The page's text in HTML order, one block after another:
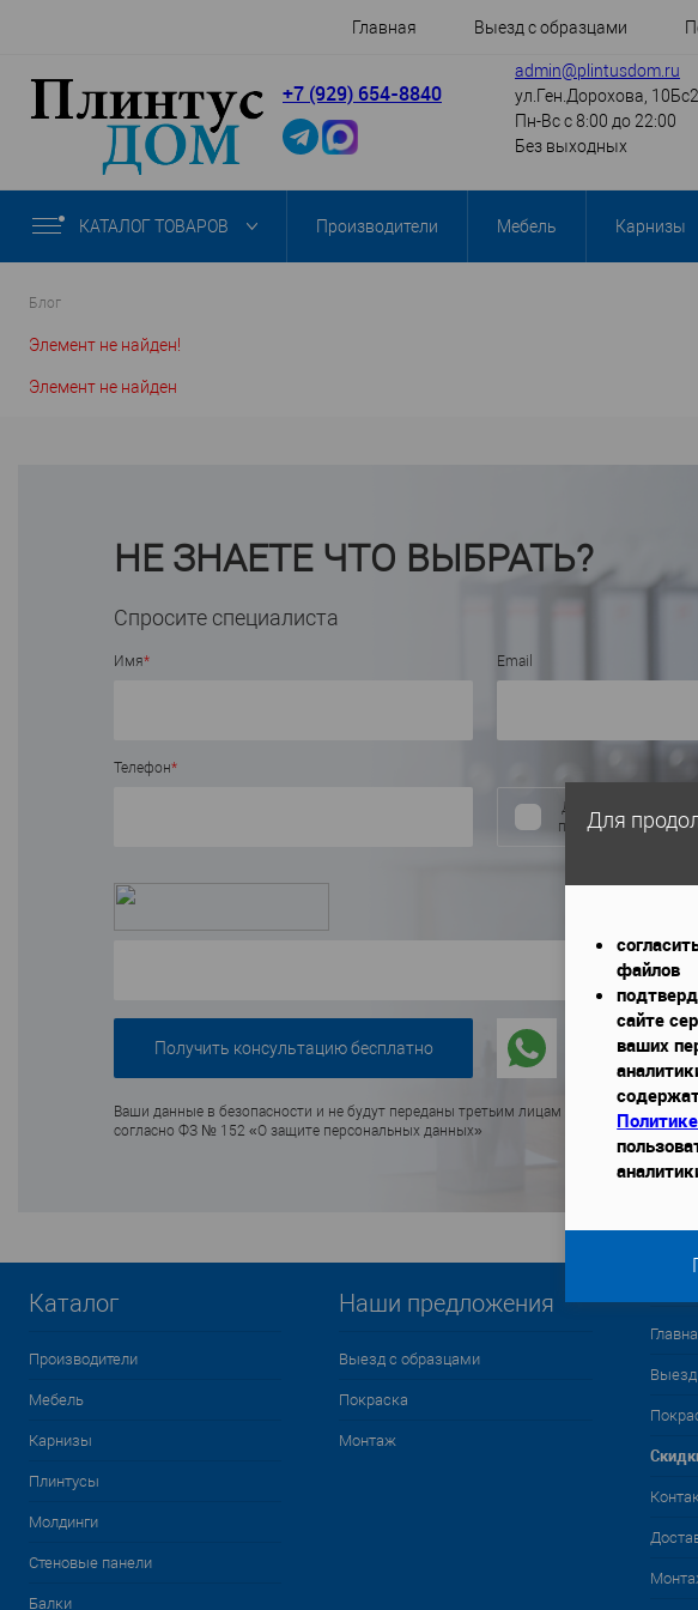
Главная Выезд с образцами
+7 (929) 654-8840
admin@plintusdom.ru
ул.Ген.Дорохова, 10Бс2
Пн-Вс с 8:00 до 22:00
Без выходных
КАТАЛОГ ТОВАРОВ Производители Мебель Карнизы
Блог
Элемент не найден!
Элемент не найден
НЕ ЗНАЕТЕ ЧТО ВЫБРАТЬ?
Спросите специалиста
Имя* Email
Телефон*
Даю согласие на
персональных
Ваши данные в безопасности и не будут переданы третьим лицам
согласно ФЗ № 152 «О защите персональных данных»
Каталог
Производители
Мебель
Карнизы
Плинтусы
Молдинги
Стеновые панели
Балки
Наши предложения
Выезд с образцами
Покраска
Монтаж
Для
файлов
сайте
ваших